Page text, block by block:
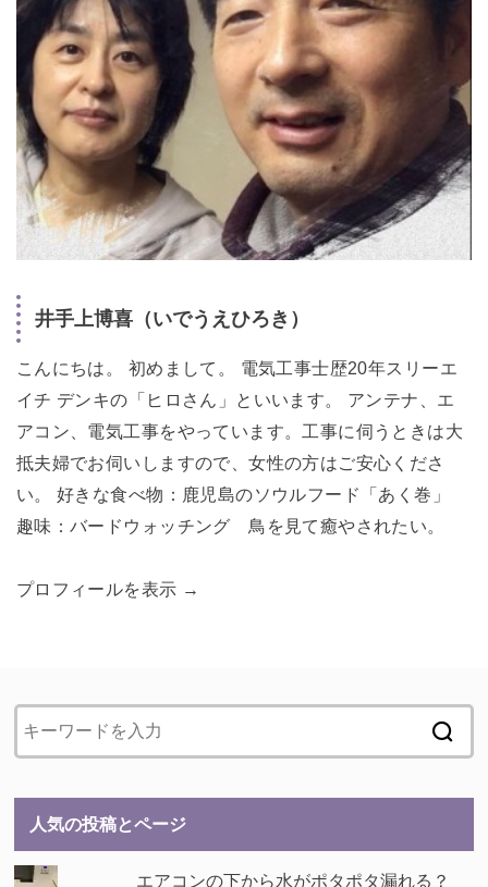
井手上博喜（いでうえひろき）
こんにちは。 初めまして。 電気工事士歴20年スリーエ
イチ デンキの「ヒロさん」といいます。 アンテナ、エ
アコン、電気工事をやっています。工事に伺うときは大
抵夫婦でお伺いしますので、女性の方はご安心くださ
い。 好きな食べ物：鹿児島のソウルフード「あく巻」
趣味：バードウォッチング 鳥を見て癒やされたい。
プロフィールを表示 →
人気の投稿とページ
エアコンの下から水がポタポタ漏れる？